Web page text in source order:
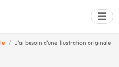
J’ai besoin d’une illustration originale